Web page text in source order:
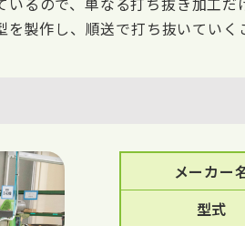
製作し、順送で打ち抜いていく
メーカー
型式